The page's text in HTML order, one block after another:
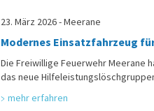
23. März 2026 - Meerane
Modernes Einsatzfahrzeug
Die Freiwillige Feuerwehr Meerane
das neue
mehr erfahren